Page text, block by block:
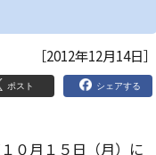
ー
メント体制
MBAコース
［2012年12月14日］
ポスト シェアする
０月１５日（月）に